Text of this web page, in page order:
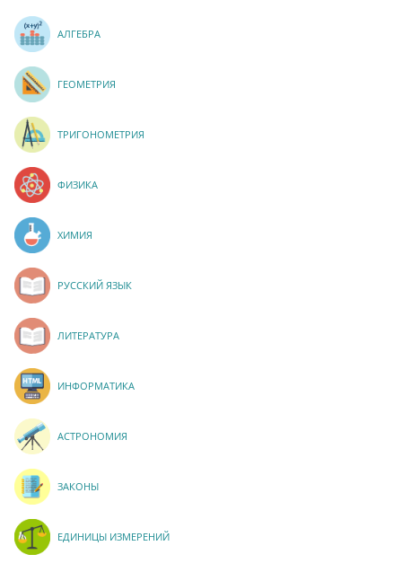
АЛГЕБРА
ГЕОМЕТРИЯ
ТРИГОНОМЕТРИЯ
ФИЗИКА
ХИМИЯ
РУССКИЙ ЯЗЫК
ЛИТЕРАТУРА
ИНФОРМАТИКА
АСТРОНОМИЯ
ЗАКОНЫ
ЕДИНИЦЫ ИЗМЕРЕНИЙ